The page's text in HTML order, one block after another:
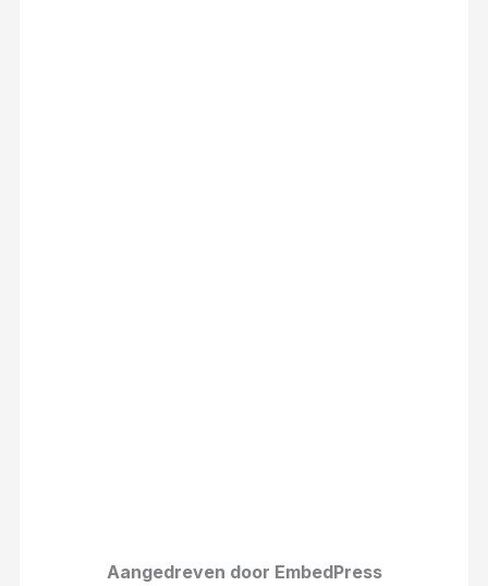
Aangedreven door EmbedPress